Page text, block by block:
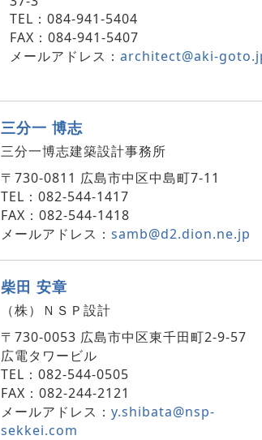
TEL：084-941-5404
FAX：084-941-5407
メールアドレス： architect@aki-
三分一 博志
三分一博志建築設計事務所
〒730-0811 広島市中区中島町7-11
TEL：082-544-1417
FAX：082-544-1418
メールアドレス：samb@d2.dion.ne.jp
柴田 安章
（株）ＮＳＰ設計
〒730-0053 広島市中区東千田町2-9-57
広電タワービル
TEL：082-544-0505
FAX：082-244-2121
メールアドレス：y.shibata@nsp-
sekkei.com